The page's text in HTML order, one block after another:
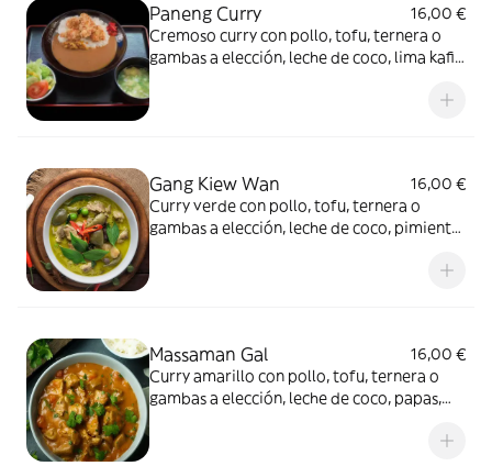
Paneng Curry
16,00 €
Cremoso curry con pollo, tofu, ternera o
gambas a elección, leche de coco, lima kafir,
Gang Kiew Wan
16,00 €
Curry verde con pollo, tofu, ternera o
gambas a elección, leche de coco, pimiento,
Massaman Gal
16,00 €
Curry amarillo con pollo, tofu, ternera o
gambas a elección, leche de coco, papas,